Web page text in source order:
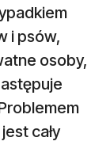
i psów,
osoby,
cały